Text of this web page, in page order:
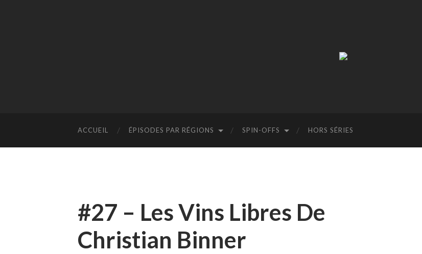
ACCUEIL ÉPISODES PAR RÉGIONS SPIN-OFFS HORS SÉRIES
#27 – Les Vins Libres De
Christian Binner